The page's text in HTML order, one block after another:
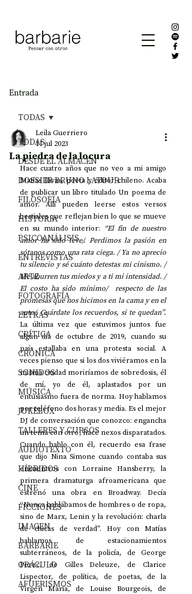
Entrada
TODAS
DESDE EL ALMACÉN
DOSSIER BRUNO LATOUR
FILOSOFÍA
HISTORIA
PSICOANÁLISIS
ENTREVISTAS
ARTE
FOTOGRAFÍA
LETRAS
CRÍTICA
CRÓNICA
SONIDOS
MÚSICA
JUKEBOX
TALLERES Y CURSOS
AUDIOTEXTO
HÍBRIDOS
CINE
FICCIONES
IMAGEN
BARBARIE
ORÁCULO
AFUERISMOS
TODAS
La piedra de la locura
Leila Guerriero
11 jul 2023
Hace cuatro años que no veo a mi amigo
Matías Rivas, poeta y editor chileno. Acaba
de publicar un libro titulado Un poema de
amor. Allí pueden leerse estos versos
bestiales que reflejan bien lo que se mueve
en su mundo interior:
“El fin de nuestro
amor ha sido leve/. Perdimos la pasión en
sótanos como una rata ciega. / Ya no aprecio
tu silencio y sé cuánto detestas mi cinismo. /
Me aburren tus miedos y a ti mi intensidad. /
El costo ha sido mínimo/  respecto de las
promesas que nos hicimos en la cama y en el
auto/. Guárdate los recuerdos, si te quedan”.
La última vez que estuvimos juntos fue
algún día de octubre de 2019, cuando su
país estallaba en una protesta social. A
veces pienso que si los dos viviéramos en la
misma ciudad moriríamos de sobredosis, él
de mí, yo de él, aplastados por un
entusiasmo fuera de norma. Hoy hablamos
por teléfono dos horas y media. Es el mejor
DJ de conversación que conozco: engancha
un tema con otro, hace nexos disparatados.
Cuando hablo con él, recuerdo esa frase
que dijo Nina Simone cuando contaba sus
encuentros con Lorraine Hansberry, la
primera dramaturga afroamericana que
estrenó una obra en Broadway. Decía
“Nunca hablábamos de hombres o de ropa,
sino de Marx, Lenin y la revolución: charla
de chicas de verdad”. Hoy con Matías
hablamos de estacionamientos
subterráneos, de la policía, de George
Perec, de Gilles Deleuze, de Clarice
Lispector, de política, de poetas, de la
Virgen María, de Louise Bourgeois, de